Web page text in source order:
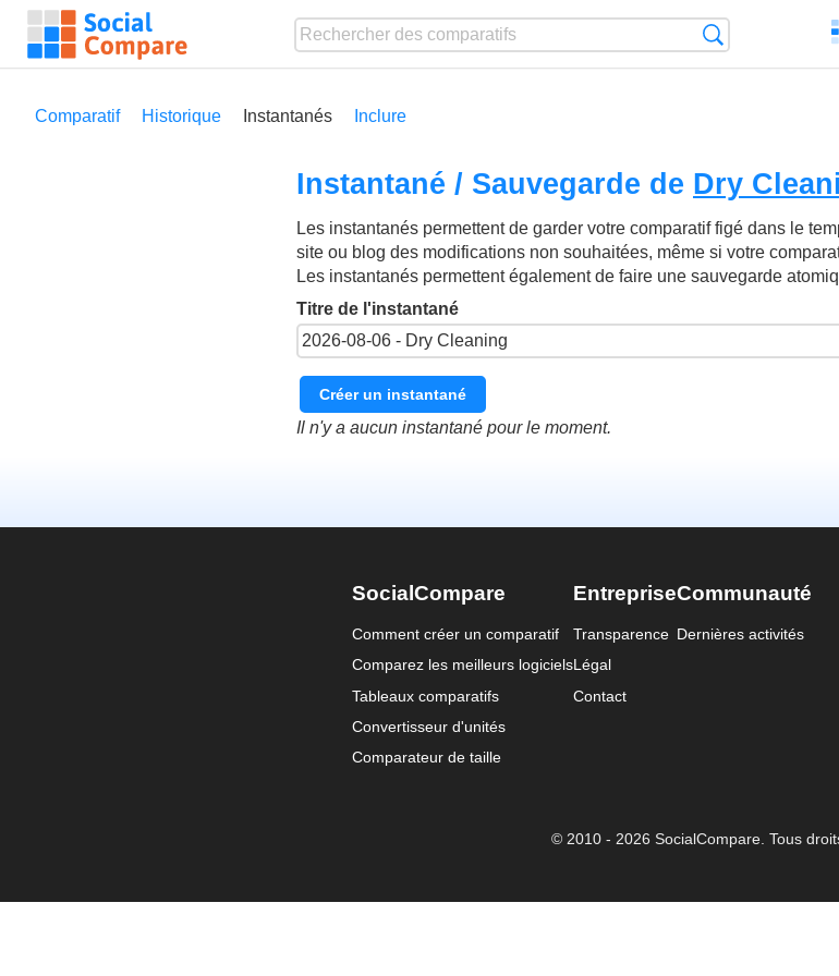
Comparatif Historique Instantanés Inclure
Instantané / Sauvegarde de Dry
Les instantanés permettent de garder votre comparatif figé dans le
site ou blog des modifications non souhaitées, même si votre
Les instantanés permettent également de faire une sauvegarde
Titre de l'instantané
Créer un instantané
Il n'y a aucun instantané pour le moment.
SocialCompare
Comment créer un comparatif
Comparez les meilleurs logiciels
Tableaux comparatifs
Convertisseur d'unités
Comparateur de taille
Entreprise
Transparence
Légal
Contact
Communauté
Dernières activités
© 2010 - 2026 SocialCompare. Tous